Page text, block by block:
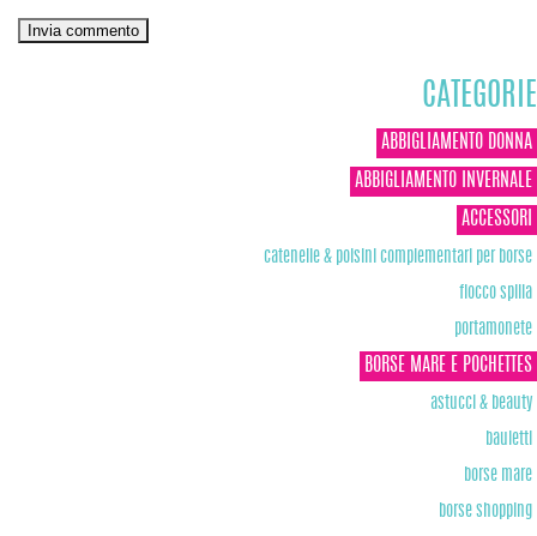
CATEGORIE
ABBIGLIAMENTO DONNA
ABBIGLIAMENTO INVERNALE
ACCESSORI
catenelle & polsini complementari per borse
fiocco spilla
portamonete
BORSE MARE E POCHETTES
astucci & beauty
bauletti
borse mare
borse shopping